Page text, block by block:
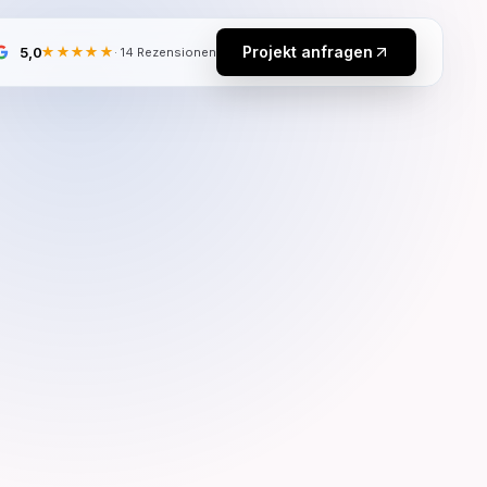
5,0★★★★★ · 14 Rezensionen Projekt anfragen